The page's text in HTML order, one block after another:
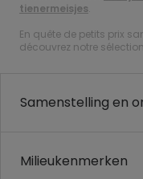
tienermeisjes.
En quête de petits prix
découvrez notre
Samenstelling en
Milieukenmerken